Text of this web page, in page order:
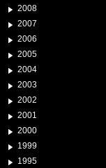
2008
2007
2006
2005
2004
2003
2002
2001
2000
1999
1995